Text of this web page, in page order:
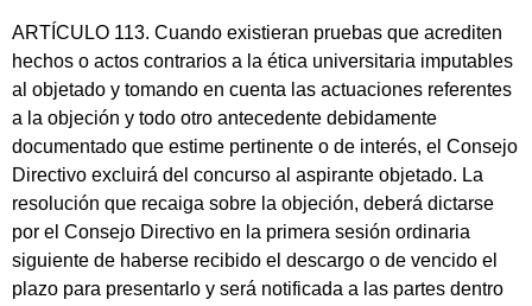
ARTÍCULO 113. Cuando existieran pruebas que acrediten
hechos o actos contrarios a la ética universitaria imputables
al objetado y tomando en cuenta las actuaciones referentes
a la objeción y todo otro antecedente debidamente
documentado que estime pertinente o de interés, el Consejo
Directivo excluirá del concurso al aspirante objetado. La
resolución que recaiga sobre la objeción, deberá dictarse
por el Consejo Directivo en la primera sesión ordinaria
siguiente de haberse recibido el descargo o de vencido el
plazo para presentarlo y será notificada a las partes dentro